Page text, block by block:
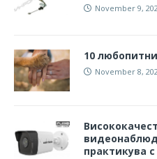
November 9,
10
November 8,
практикува